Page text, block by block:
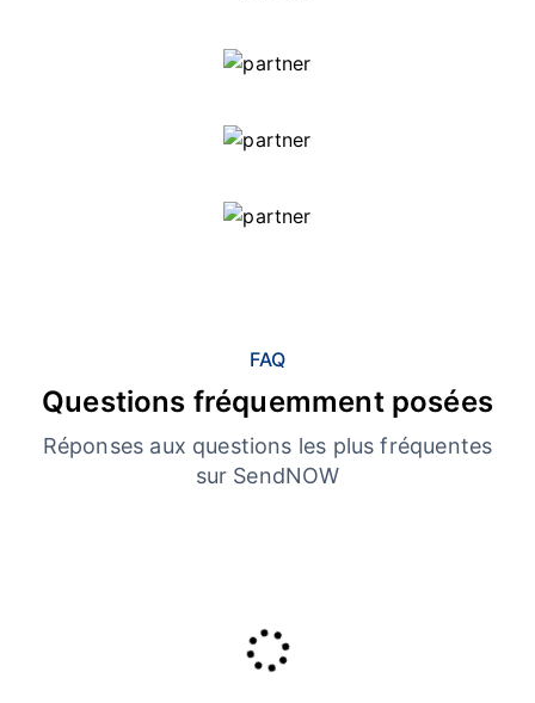
FAQ
Questions fréquemment posées
Réponses aux questions les plus fréquentes
sur SendNOW